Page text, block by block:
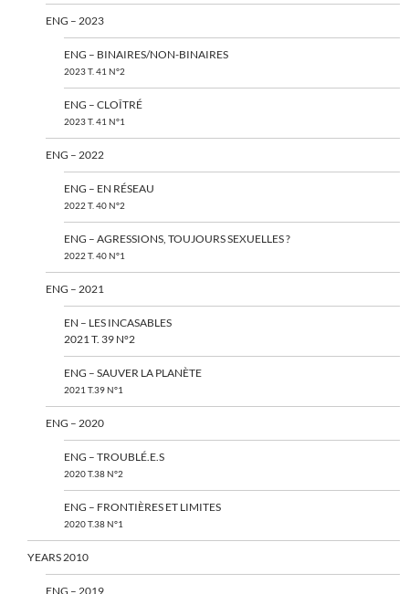
ENG – 2023
ENG – BINAIRES/NON-BINAIRES
2023 T. 41 N°2
ENG – CLOÎTRÉ
2023 T. 41 N°1
ENG – 2022
ENG – EN RÉSEAU
2022 T. 40 N°2
ENG – AGRESSIONS, TOUJOURS SEXUELLES ?
2022 T. 40 N°1
ENG – 2021
EN – LES INCASABLES
2021 T. 39 N°2
ENG – SAUVER LA PLANÈTE
2021 T.39 N°1
ENG – 2020
ENG – TROUBLÉ.E.S
2020 T.38 N°2
ENG – FRONTIÈRES ET LIMITES
2020 T.38 N°1
YEARS 2010
ENG – 2019